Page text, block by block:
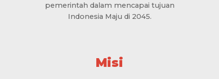
pemerintah dalam mencapai tujuan
Indonesia Maju di 2045.
Misi